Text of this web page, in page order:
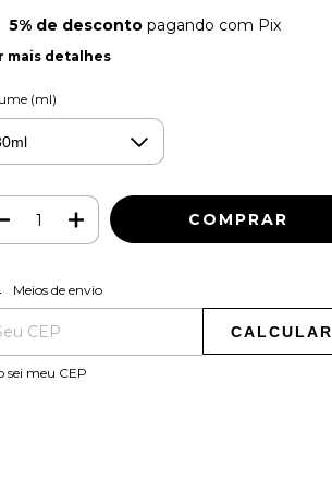
5% de descontopagando com Pix
mais detalhes
(ml)
para o CEP:
Meios de envio
CALCULAR
sei meu CEP